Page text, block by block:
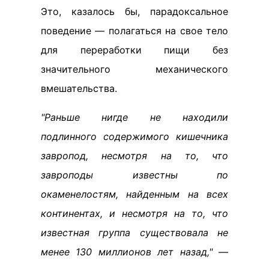
Это, казалось бы, парадоксальное
поведение — полагаться на свое тело
для переработки пищи без
значительного механического
вмешательства.
"Раньше нигде не находили
подлинного содержимого кишечника
завропод, несмотря на то, что
завроподы известны по
окаменелостям, найденным на всех
континентах, и несмотря на то, что
известная группа существовала не
менее 130 миллионов лет назад,"—